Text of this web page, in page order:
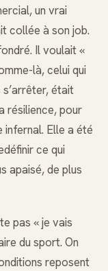
un vrai
collée à son job.
Il voulait «
là, celui qui
était
résilience, pour
infernal. Elle a été
ce qui
apaisé, de plus
pas « je vais
du sport. On
reposent